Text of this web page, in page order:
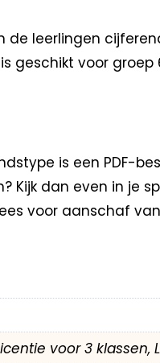
leerlingen
geschikt voor groep
is een PDF-
Kijk dan even in je
voor aanschaf
voor 3